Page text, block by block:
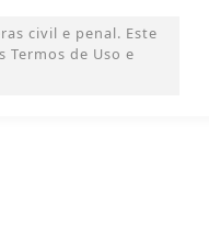
civil e penal. Este
de Uso e